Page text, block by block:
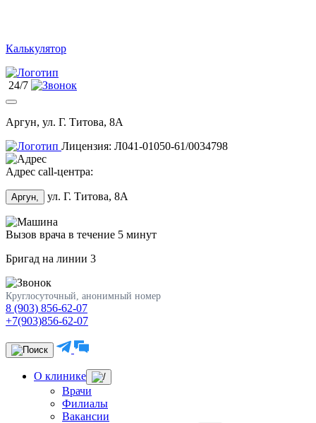
Калькулятор
24/7
Аргун, ул. Г. Титова, 8А
Лицензия: Л041-01050-61/0034798
Адрес call-центра:
Аргун, ул. Г. Титова, 8А
Вызов врача в течение 5 минут
Бригад на линии 3
Круглосуточный, анонимный номер
8 (903) 856-62-07
+7(903)856-62-07
О клинике
Врачи
Филиалы
Вакансии